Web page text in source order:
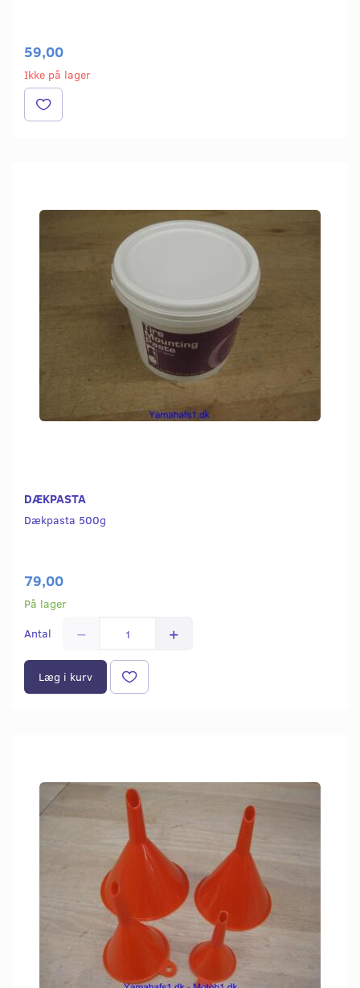
59,00
Ikke på lager
DÆKPASTA
Dækpasta 500g
79,00
På lager
Antal
Læg i kurv